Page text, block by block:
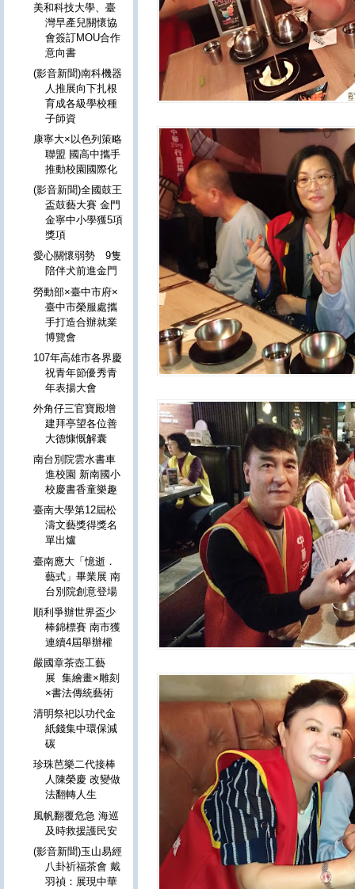
美和科技大學、臺
灣早產兒關懷協
會簽訂MOU合作
意向書
(影音新聞)南科機器
人推展向下扎根
育成各級學校種
子師資
康寧大×以色列策略
聯盟 國高中攜手
推動校園國際化
(影音新聞)全國鼓王
盃鼓藝大賽 金門
金寧中小學獲5項
獎項
愛心關懷弱勢 9隻
陪伴犬前進金門
勞動部×臺中市府×
臺中市榮服處攜
手打造合辦就業
博覽會
107年高雄市各界慶
祝青年節優秀青
年表揚大會
外角仔三官寶殿增
建拜亭望各位善
大德慷慨解囊
南台別院雲水書車
進校園 新南國小
校慶書香童樂趣
臺南大學第12屆松
濤文藝獎得獎名
單出爐
臺南應大「憶逝．
藝式」畢業展 南
台別院創意登場
順利爭辦世界盃少
棒錦標賽 南市獲
連續4屆舉辦權
嚴國章茶壺工藝
展 集繪畫×雕刻
×書法傳統藝術
清明祭祀以功代金
紙錢集中環保減
碳
珍珠芭樂二代接棒
人陳榮慶 改變做
法翻轉人生
風帆翻覆危急 海巡
及時救援護民安
(影音新聞)玉山易經
八卦祈福茶會 戴
羽禎：展現中華